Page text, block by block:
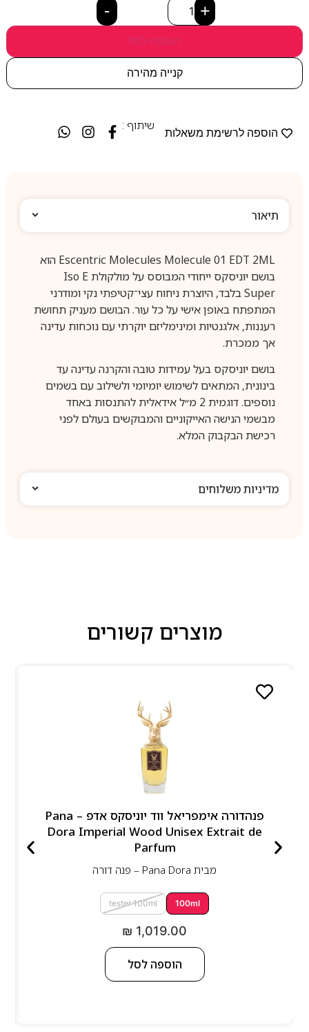
- +
הוספה לסל
קנייה מהירה
הוספה לרשימת משאלות
שיתוף :
תיאור
Escentric Molecules Molecule 01 EDT 2ML הוא
בושם יוניסקס ייחודי המבוסס על מולקולת Iso E
Super בלבד, היוצרת ניחוח עצי־קטיפתי נקי ומודרני
המתפתח באופן אישי על כל עור. הבושם מעניק תחושת
רעננות, אלגנטיות ומינימליזם יוקרתי עם נוכחות עדינה
אך ממכרת.
בושם יוניסקס בעל עמידות טובה והקרנה עדינה עד
בינונית, המתאים לשימוש יומיומי ולשילוב עם בשמים
נוספים. דוגמית 2 מ״ל אידאלית להתנסות באחד
מבשמי הנישה האייקוניים והמבוקשים בעולם לפני
רכישת הבקבוק המלא.
מדיניות משלוחים
מוצרים קשורים
פנהדורה אימפריאל ווד יוניסקס אדפ – Pana
Dora Imperial Wood Unisex Extrait de
Parfum
מבית Pana Dora – פנה דורה
100ml
tester 100ml
₪ 1,019.00
הוספה לסל